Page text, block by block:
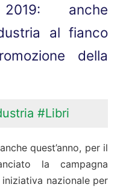
2019: anche
al fianco
della
#Libri
quest’anno, per il
la campagna
nazionale per